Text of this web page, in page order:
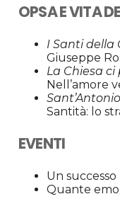
OPSA E VITA
I Santi della
Giuseppe
La Chiesa ci
Nell’amore
Sant’Antonio
Santità: lo
EVENTI
Un
Quante